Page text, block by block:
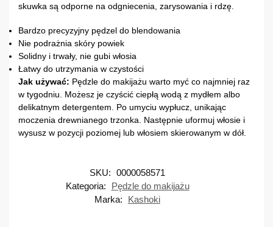
skuwka są odporne na odgniecenia, zarysowania i rdzę.
Bardzo precyzyjny pędzel do blendowania
Nie podrażnia skóry powiek
Solidny i trwały, nie gubi włosia
Łatwy do utrzymania w czystości
Jak używać: Pędzle do makijażu warto myć co najmniej raz
w tygodniu. Możesz je czyścić ciepłą wodą z mydłem albo
delikatnym detergentem. Po umyciu wypłucz, unikając
moczenia drewnianego trzonka. Następnie uformuj włosie i
wysusz w pozycji poziomej lub włosiem skierowanym w dół.
SKU: 0000058571
Kategoria:
Pędzle do makijażu
Marka:
Kashoki